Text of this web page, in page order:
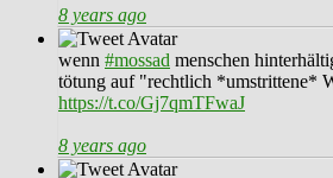
8 years ago
wenn #mossad menschen
tötung auf "rechtlich *umstrittene*
https://t.co/Gj7qmTFwaJ
8 years ago